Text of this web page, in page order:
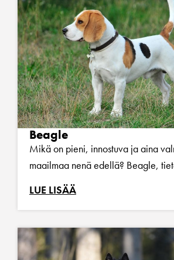
Beagle
Mikä on pieni, innostuva ja aina
maailmaa nenä edellä? Beagle,
LUE LISÄÄ